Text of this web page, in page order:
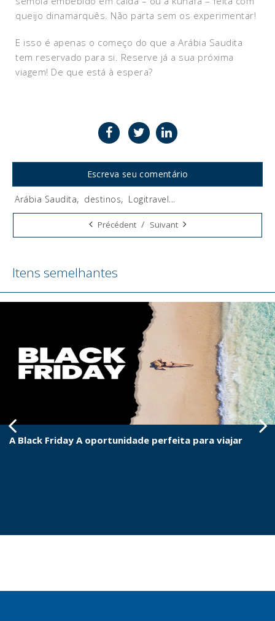
queijo dinamarquês. Não parta sem os experimentar!
E isso é apenas o começo do que a Arábia Saudita
tem reservado para si. Reserve já a sua próxima
viagem! De que está à espera?
Escreva seu comentário
Tags:
Arábia Saudita, destinos, Logitravel...
Précédent / Suivant
Itens semelhantes
A Black Friday A oportunidade perfeita para viajar